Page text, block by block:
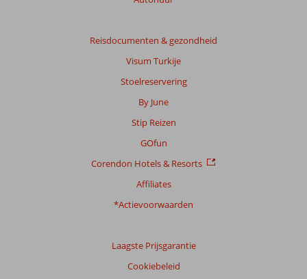
Reisdocumenten & gezondheid
Visum Turkije
Stoelreservering
By June
Stip Reizen
GOfun
Corendon Hotels & Resorts
Affiliates
*Actievoorwaarden
Laagste Prijsgarantie
Cookiebeleid